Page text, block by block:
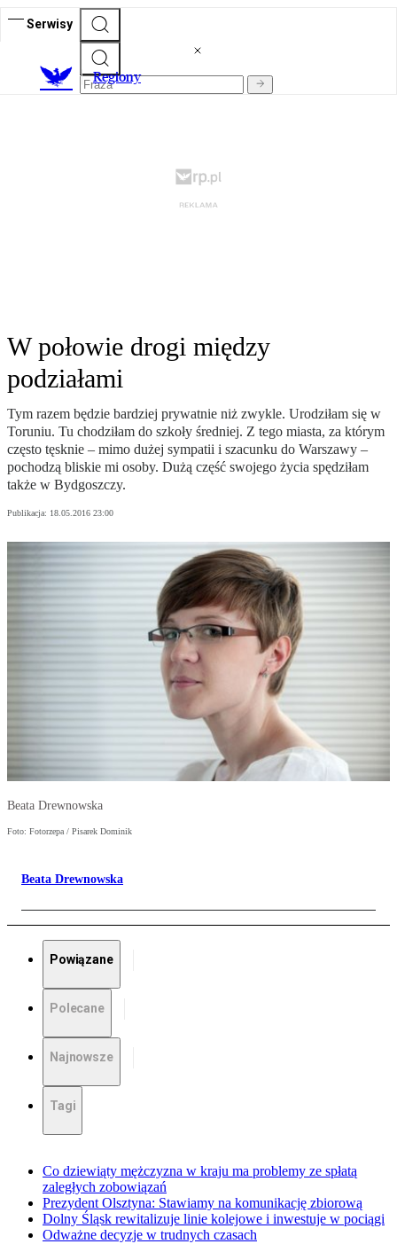
Serwisy
Regiony
W połowie drogi między
podziałami
Tym razem będzie bardziej prywatnie niż zwykle. Urodziłam się w
Toruniu. Tu chodziłam do szkoły średniej. Z tego miasta, za którym
często tęsknie – mimo dużej sympatii i szacunku do Warszawy –
pochodzą bliskie mi osoby. Dużą część swojego życia spędziłam
także w Bydgoszczy.
Publikacja: 18.05.2016 23:00
Beata Drewnowska
Foto: Fotorzepa / Pisarek Dominik
Beata Drewnowska
Powiązane
Polecane
Najnowsze
Tagi
Co dziewiąty mężczyzna w kraju ma problemy ze spłatą
zaległych zobowiązań
Prezydent Olsztyna: Stawiamy na komunikację zbiorową
Dolny Śląsk rewitalizuje linie kolejowe i inwestuje w pociągi
Odważne decyzje w trudnych czasach